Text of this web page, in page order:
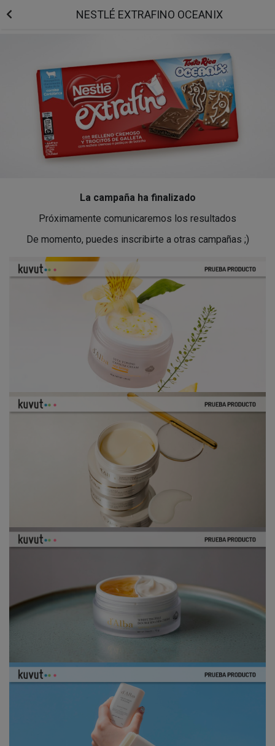
NESTLÉ EXTRAFINO OCEANIX
La campaña ha finalizado
Próximamente comunicaremos los resultados
De momento, puedes inscribirte a otras campañas ;)